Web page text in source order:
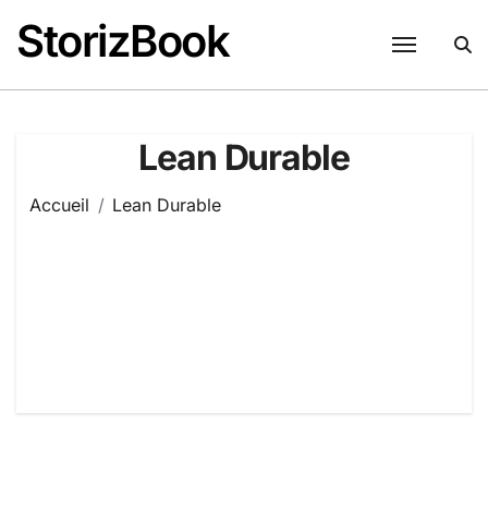
contenu
StorizBook
Lean Durable
Accueil Lean Durable